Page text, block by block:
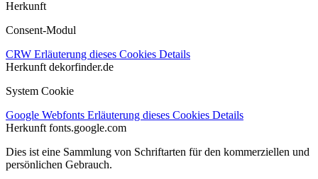
Herkunft
Consent-Modul
CRW Erläuterung dieses Cookies Details
Herkunft dekorfinder.de
System Cookie
Google Webfonts Erläuterung dieses Cookies Details
Herkunft fonts.google.com
Dies ist eine Sammlung von Schriftarten für den kommerziellen und
persönlichen Gebrauch.